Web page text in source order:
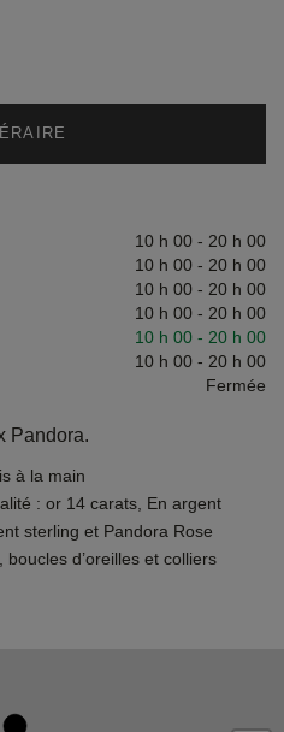
10 h 00 - 20 h 00
10 h 00 - 20 h 00
10 h 00 - 20 h 00
10 h 00 - 20 h 00
10 h 00 - 20 h 00
10 h 00 - 20 h 00
Fermée
Pandora.
à la main
: or 14 carats, En argent
sterling et Pandora Rose
d’oreilles et colliers